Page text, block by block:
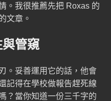
。我很推薦先把 Roxas 的
文章。
管窺
。妥善運用它的話，他會
記得在學校做報告趕死線
？當你知道一份三千字的